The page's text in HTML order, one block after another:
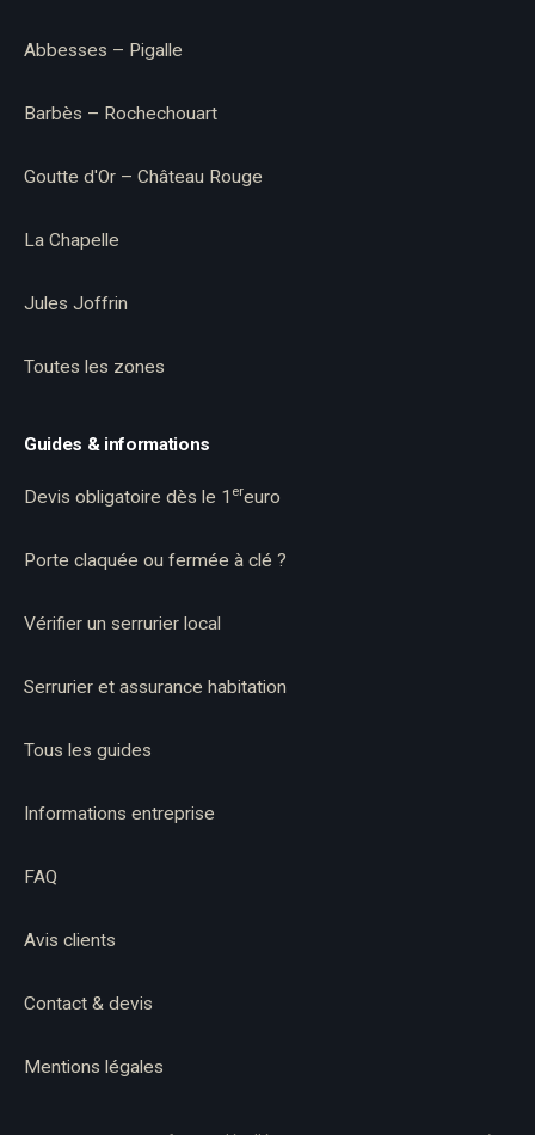
Abbesses – Pigalle
Barbès – Rochechouart
Goutte d'Or – Château Rouge
La Chapelle
Jules Joffrin
Toutes les zones
Guides & informations
Devis obligatoire dès le 1 ereuro
Porte claquée ou fermée à clé ?
Vérifier un serrurier local
Serrurier et assurance habitation
Tous les guides
Informations entreprise
FAQ
Avis clients
Contact & devis
Mentions légales